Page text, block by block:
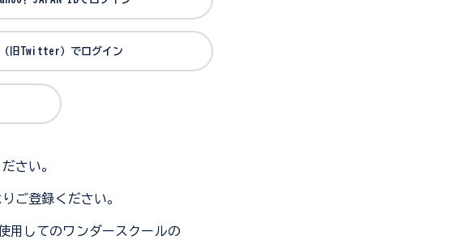
旧Twitter）でログイン
さい。
りご登録ください。
用してのワンダースクールの